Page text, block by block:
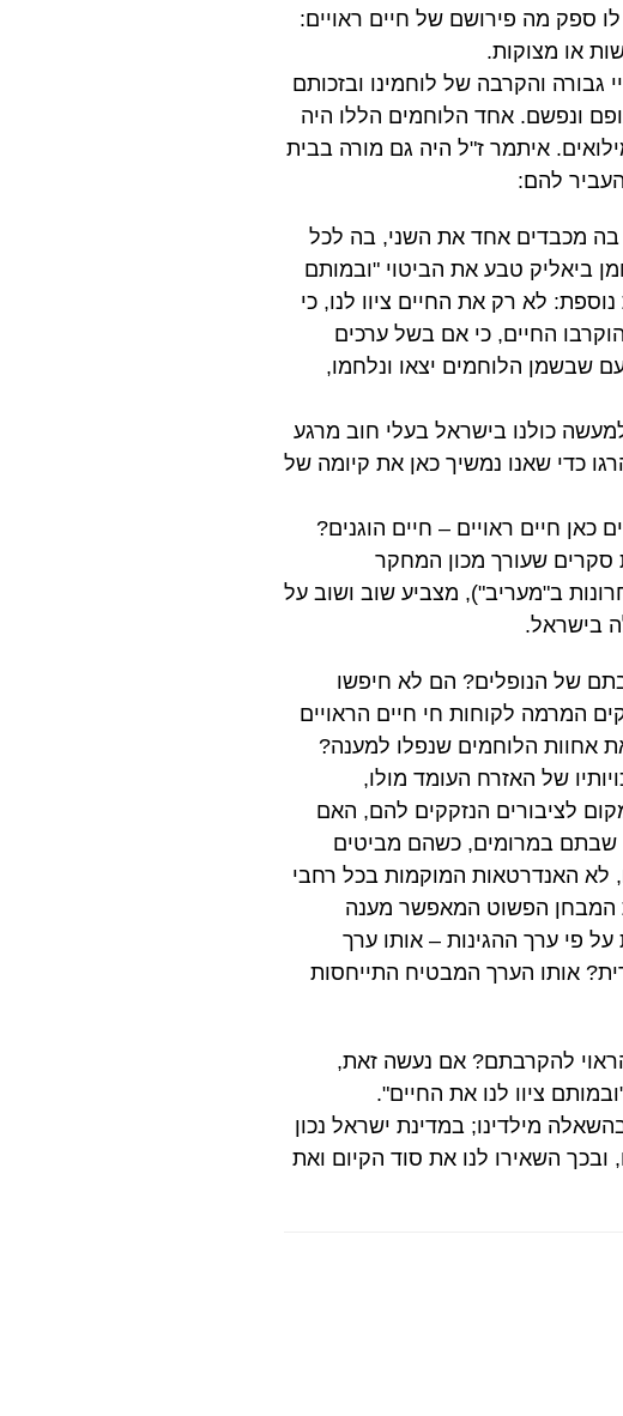
ספק מה פירושם של חיים ראויים:
או מצוקות.
והקרבה של לוחמינו ובזכותם
ונפשם. אחד הלוחמים הללו היה
איתמר ז"ל היה גם מורה בבית
להם:
בה מכבדים אחד את השני, בה לכל
ביאליק טבע את הביטוי "ובמותם
לא רק את החיים ציוו לנו, כי
החיים, כי אם בשל ערכים
שבשמן הלוחמים יצאו ונלחמו,
כולנו בישראל בעלי חוב מרגע
כדי שאנו נמשיך כאן את קיומה של
חיים ראויים – חיים הוגנים?
סקרים שעורך מכון המחקר
ב"מעריב"), מצביע שוב ושוב על
בישראל.
של הנופלים? הם לא חיפשו
המרמה לקוחות חי חיים הראויים
אחוות הלוחמים שנפלו למענה?
של האזרח העומד מולו,
לציבורים הנזקקים להם, האם
שבתם במרומים, כשהם מביטים
לא האנדרטאות המוקמות בכל רחבי
המבחן הפשוט המאפשר מענה
על פי ערך ההגינות – אותו ערך
אותו הערך המבטיח התייחסות
להקרבתם? אם נעשה זאת,
ציוו לנו את החיים".
מילדינו; במדינת ישראל נכון
השאירו לנו את סוד הקיום ואת